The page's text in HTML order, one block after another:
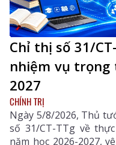
Chỉ thị số 31/
nhiệm vụ trọng
2027
CHÍNH TRỊ
Ngày 5/8/2026, Thủ
số 31/CT-TTg về
năm học 2026-2027,